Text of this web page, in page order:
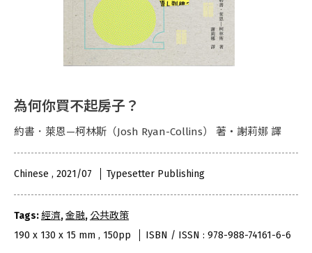
為何你買不起房子？
約書．萊恩—柯林斯（Josh Ryan-Collins） 著・謝莉娜 譯
Chinese , 2021/07 Typesetter Publishing
Tags:經濟,金融, 公共政策
190 x 130 x 15 mm , 150pp
ISBN / ISSN : 978-988-74161-6-6